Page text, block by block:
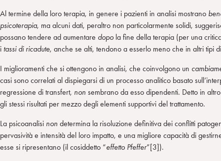
Al termine della loro terapia, in genere i pazienti in analisi mostrano
psicoterapia, ma alcuni dati, peraltro non particolarmente solidi,
possano tendere ad aumentare dopola fine della terapia (per una
i tassi di ricadute, anche se alti, tendono a esserlo meno che in altri tipi
I miglioramenti che si ottengono in analisi, che coinvolgono un
casi sono correlati al dispiegarsi di un processo analitico basato
regressione di transfert, non sembrano da esso dipendenti. Detto in
gli stessi risultati per mezzo degli elementi supportivi del trattamento.
La psicoanalisi non determina la risoluzione definitiva dei conflitti
pervasività e intensità del loro impatto, e una migliore capacità di
esse si ripresentano (il cosiddetto “effetto Pfeffer”[3]).